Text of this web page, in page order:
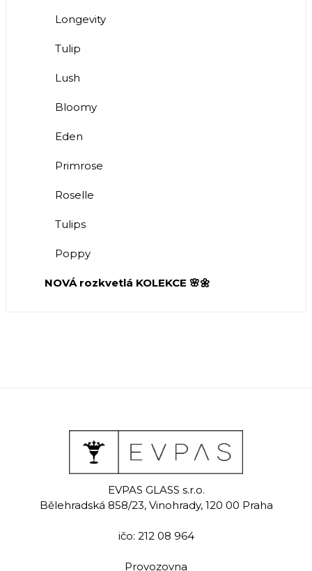
Longevity
Tulip
Lush
Bloomy
Eden
Primrose
Roselle
Tulips
Poppy
NOVÁ rozkvetlá KOLEKCE 🌸🌼
EVPAS GLASS s.r.o.
Bělehradská 858/23, Vinohrady, 120 00 Praha
ičo: 212 08 964
Provozovna